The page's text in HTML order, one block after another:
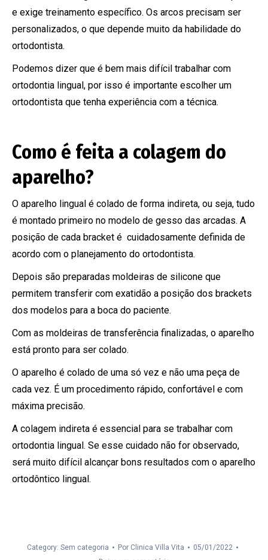
e exige treinamento específico. Os arcos precisam ser
personalizados, o que depende muito da habilidade do
ortodontista.
Podemos dizer que é bem mais difícil trabalhar com
ortodontia lingual, por isso é importante escolher um
ortodontista que tenha experiência com a técnica.
Como é feita a colagem do
aparelho?
O aparelho lingual é colado de forma indireta, ou seja, tudo
é montado primeiro no modelo de gesso das arcadas. A
posição de cada bracket é cuidadosamente definida de
acordo com o planejamento do ortodontista.
Depois são preparadas moldeiras de silicone que
permitem transferir com exatidão a posição dos brackets
dos modelos para a boca do paciente.
Com as moldeiras de transferência finalizadas, o aparelho
está pronto para ser colado.
O aparelho é colado de uma só vez e não uma peça de
cada vez. É um procedimento rápido, confortável e com
máxima precisão.
A colagem indireta é essencial para se trabalhar com
ortodontia lingual. Se esse cuidado não for observado,
será muito difícil alcançar bons resultados com o aparelho
ortodôntico lingual.
Category: Sem categoria Por Clinica Villa Vita
05/01/2022